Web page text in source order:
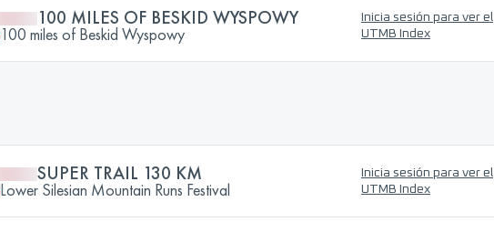
100 MILES OF BESKID WYSPOWY
100 miles of Beskid Wyspowy
Inicia sesión para ver el
UTMB Index
SUPER TRAIL 130 KM
Lower Silesian Mountain Runs Festival
Inicia sesión para ver el
UTMB Index